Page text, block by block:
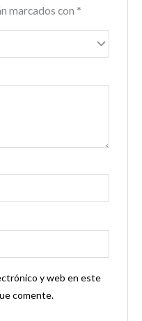
marcados con *
y web en este
comente.